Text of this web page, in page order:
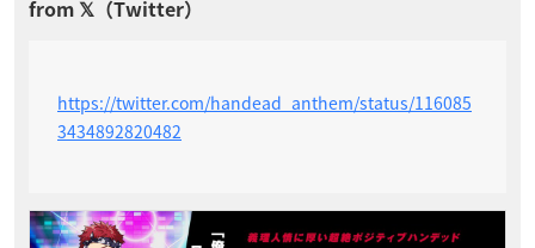
https://twitter.com/handead_anthem/status/116085
3434892820482